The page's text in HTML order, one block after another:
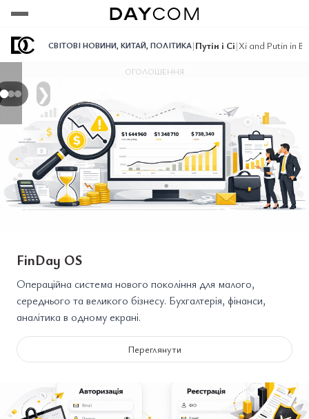
СВІТОВІ НОВИНИ, КИТАЙ, ПОЛІТИКА|Путін і Сі|Xi and Putin in
❯
ОГОЛОШЕННЯ
FinDay OS
Операційна система нового покоління для малого,
середнього та великого бізнесу. Бухгалтерія, фінанси,
аналітика в одному екрані.
Переглянути